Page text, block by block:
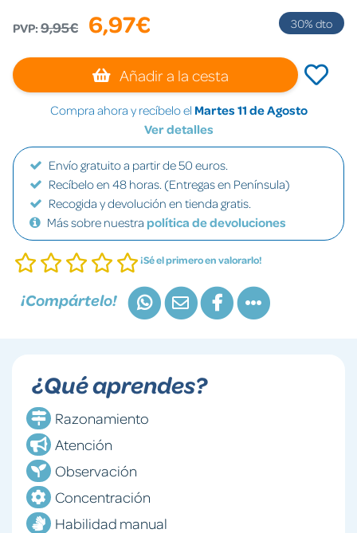
PVP: 9,95€ 6,97€ 30% dto
Añadir a la cesta
Compra ahora y recíbelo el Martes 11 de Agosto
Ver detalles
Envío gratuito a partir de 50 euros.
Recíbelo en 48 horas. (Entregas en Península)
Recogida y devolución en tienda gratis.
Más sobre nuestra política de devoluciones
¡Sé el primero en valorarlo!
¡Compártelo!
¿Qué aprendes?
Razonamiento
Atención
Observación
Concentración
Habilidad manual